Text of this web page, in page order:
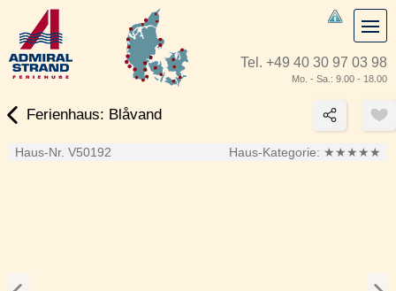
Tel. +49 40 30 97 03 98
Mo. - Sa.: 9.00 - 18.00
Ferienhaus: Blåvand
Haus-Nr. V50192 Haus-Kategorie: ★★★★★